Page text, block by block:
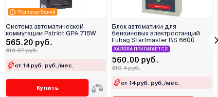
Под заказ 5 дней
Система автоматической
коммутации Patriot GPA 715W
565.20 руб.
616.07 руб.
от 14 руб. руб./мес.
Купить
Блок автоматики для
бензиновых электростанций
Fubag Startmaster BS 6600
ХАЛЯВА ПРИЛАГАЕТСЯ
560.00 руб.
610.4 руб.
от 14 руб. руб./мес.